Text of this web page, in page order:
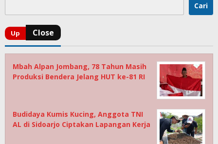
Cari
Mbah Alpan Jombang, 78 Tahun Masih
Produksi Bendera Jelang HUT ke-81 RI
Budidaya Kumis Kucing, Anggota TNI
AL di Sidoarjo Ciptakan Lapangan Kerja